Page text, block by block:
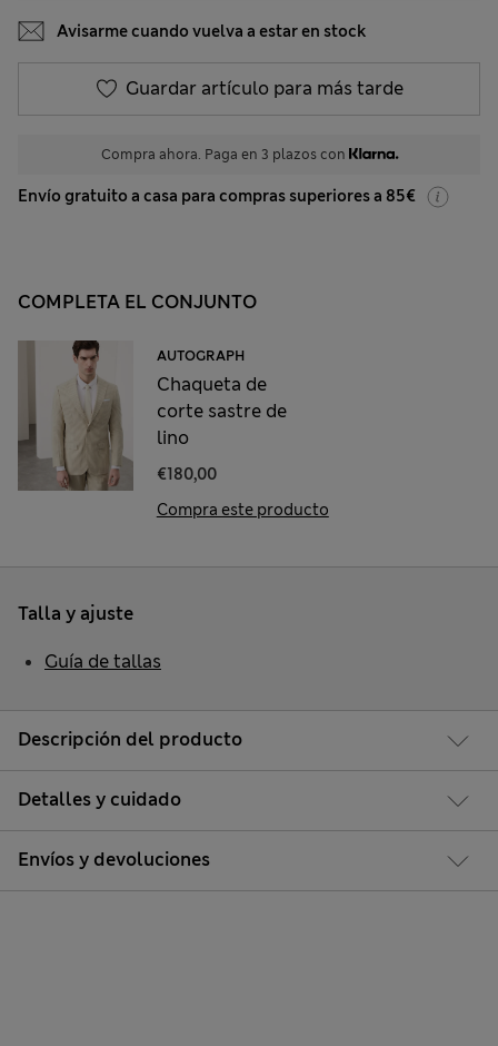
Avisarme cuando vuelva a estar en stock
Guardar artículo para más tarde
Compra ahora. Paga en 3 plazos con
Envío gratuito a casa para compras superiores a 85€
COMPLETA EL CONJUNTO
AUTOGRAPH
Chaqueta de
corte sastre de
lino
€180,00
Compra este producto
Descripción del producto
Detalles y cuidado
Envíos y devoluciones
Talla y ajuste
Guía de tallas